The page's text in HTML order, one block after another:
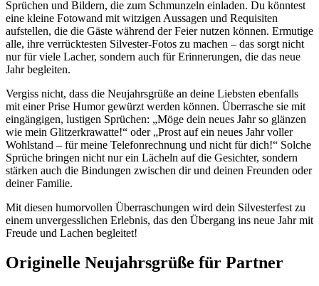
Sprüchen und Bildern, die zum Schmunzeln einladen. Du könntest
eine kleine Fotowand mit witzigen Aussagen und Requisiten
aufstellen, die die Gäste während der Feier nutzen können. Ermutige
alle, ihre verrücktesten Silvester-Fotos zu machen – das sorgt nicht
nur für viele Lacher, sondern auch für Erinnerungen, die das neue
Jahr begleiten.
Vergiss nicht, dass die Neujahrsgrüße an deine Liebsten ebenfalls
mit einer Prise Humor gewürzt werden können. Überrasche sie mit
eingängigen, lustigen Sprüchen: „Möge dein neues Jahr so glänzen
wie mein Glitzerkrawatte!“ oder „Prost auf ein neues Jahr voller
Wohlstand – für meine Telefonrechnung und nicht für dich!“ Solche
Sprüche bringen nicht nur ein Lächeln auf die Gesichter, sondern
stärken auch die Bindungen zwischen dir und deinen Freunden oder
deiner Familie.
Mit diesen humorvollen Überraschungen wird dein Silvesterfest zu
einem unvergesslichen Erlebnis, das den Übergang ins neue Jahr mit
Freude und Lachen begleitet!
Originelle Neujahrsgrüße für Partner